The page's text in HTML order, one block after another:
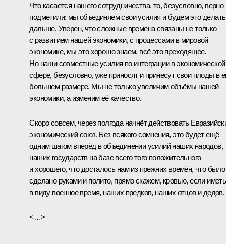
Что касается нашего сотрудничества, то, безусловно, верно
подметили: мы объединяем свои усилия и будем это делать
дальше. Уверен, что сложные времена связаны не только
с развитием нашей экономики, с процессами в мировой
экономике, мы это хорошо знаем, всё это преходящее.
Но наши совместные усилия по интеграции в экономической
сфере, безусловно, уже приносят и принесут свои плоды в
большем размере. Мы не только увеличим объёмы нашей
экономики, а изменим её качество.
Скоро совсем, через полгода начнёт действовать
экономический союз. Без всякого сомнения, это будет ещё
одним шагом вперёд в объединении усилий наших народов,
наших государств на базе всего того положительного
и хорошего, что досталось нам из прежних времён, что было
сделано руками и полито, прямо скажем, кровью, если иметь
в виду военное время, наших предков, наших отцов и дедов.
<…>